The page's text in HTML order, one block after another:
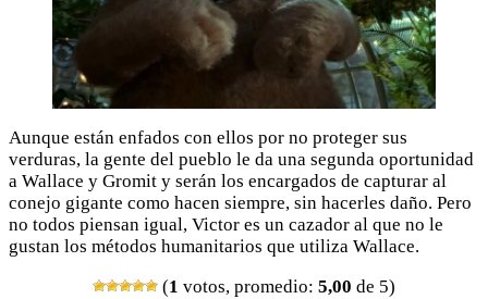
Aunque están enfados con ellos por no proteger sus
verduras, la gente del pueblo le da una segunda oportunidad
a Wallace y Gromit y serán los encargados de capturar al
conejo gigante como hacen siempre, sin hacerles daño. Pero
no todos piensan igual, Victor es un cazador al que no le
gustan los métodos humanitarios que utiliza Wallace.
(1 votos, promedio: 5,00 de 5)